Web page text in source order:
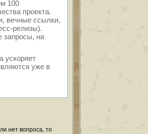
100
проекта.
вечные ссылки,
релизы).
запросы, на
ускоряет
уже в
нет вопроса, то